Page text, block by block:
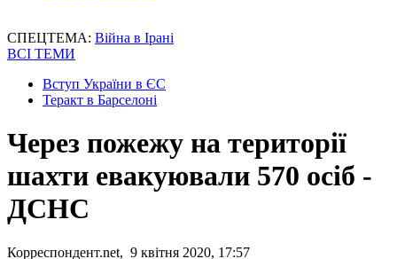
СПЕЦТЕМА: Війна в Ірані
ВСІ ТЕМИ
Вступ України в ЄС
Теракт в Барселоні
Через пожежу на території
шахти евакуювали 570 осіб -
ДСНС
Корреспондент.net, 9 квітня 2020, 17:57